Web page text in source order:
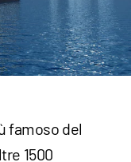
famoso del
1500